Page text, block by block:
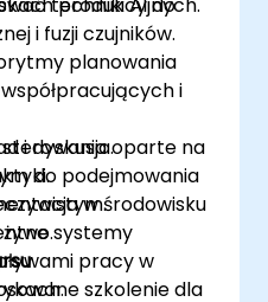
i fuzji czujników.
planowania
i
oparte na
do podejmowania
systemy
pracy w
i dyskusja.
w środowisku
szkolenie dla